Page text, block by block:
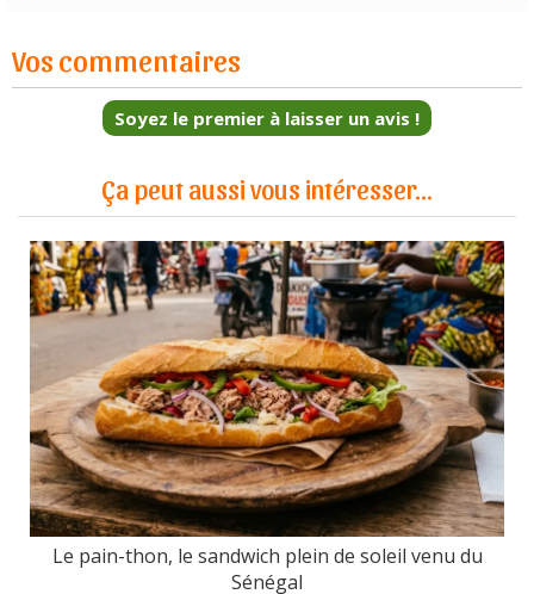
Vos commentaires
Soyez le premier à laisser un avis !
Ça peut aussi vous intéresser...
Le pain-thon, le sandwich plein de soleil venu du
Sénégal